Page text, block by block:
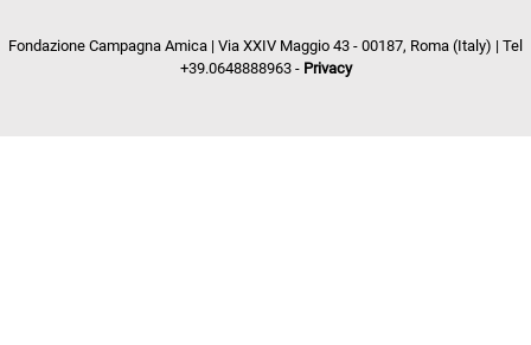
Fondazione Campagna Amica | Via XXIV Maggio 43 - 00187, Roma (Italy) | Tel
+39.0648888963 - Privacy